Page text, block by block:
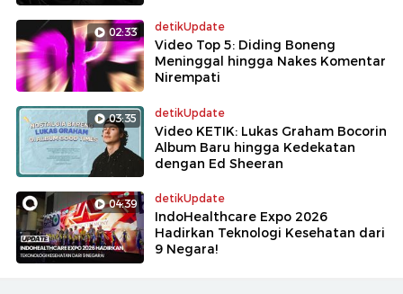
02:33 detikUpdate
Video Top 5: Diding Boneng
Meninggal hingga Nakes Komentar
Nirempati
03:35 detikUpdate
Video KETIK: Lukas Graham Bocorin
Album Baru hingga Kedekatan
dengan Ed Sheeran
04:39 detikUpdate
IndoHealthcare Expo 2026
Hadirkan Teknologi Kesehatan dari
9 Negara!